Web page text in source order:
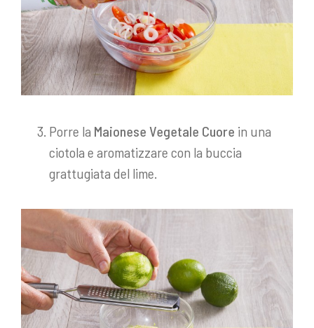
Porre la Maionese Vegetale Cuore in una
ciotola e aromatizzare con la buccia
grattugiata del lime.